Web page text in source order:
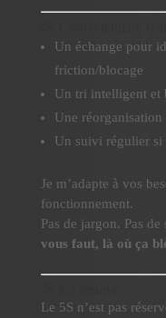
Un échange pour
friction/blocage
Un tri intelligent et
Une
Un suivi régulier si
Je m’adapte à vos
fonctionnement.
Pas de jargon. Pas
vous faut, là où ça
Le 5S n’est pas